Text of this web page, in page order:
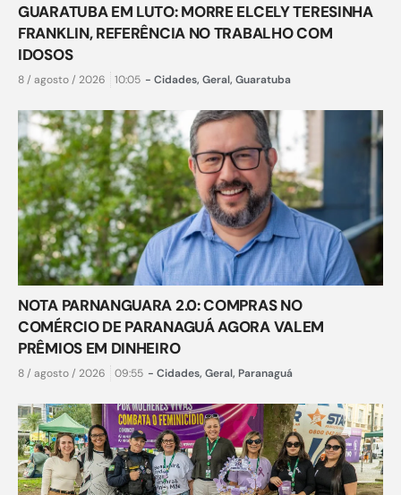
GUARATUBA EM LUTO: MORRE ELCELY TERESINHA
FRANKLIN, REFERÊNCIA NO TRABALHO COM
IDOSOS
8 / agosto / 2026 10:05 - Cidades, Geral, Guaratuba
NOTA PARNANGUARA 2.0: COMPRAS NO
COMÉRCIO DE PARANAGUÁ AGORA VALEM
PRÊMIOS EM DINHEIRO
8 / agosto / 2026 09:55 - Cidades, Geral, Paranaguá